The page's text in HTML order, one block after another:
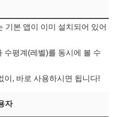
기본 앱이 이미 설치되어 있어
수평계(레벨)를 동시에 볼 수
이, 바로 사용하시면 됩니다!
자